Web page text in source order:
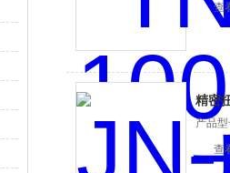
查
精密
产品
查